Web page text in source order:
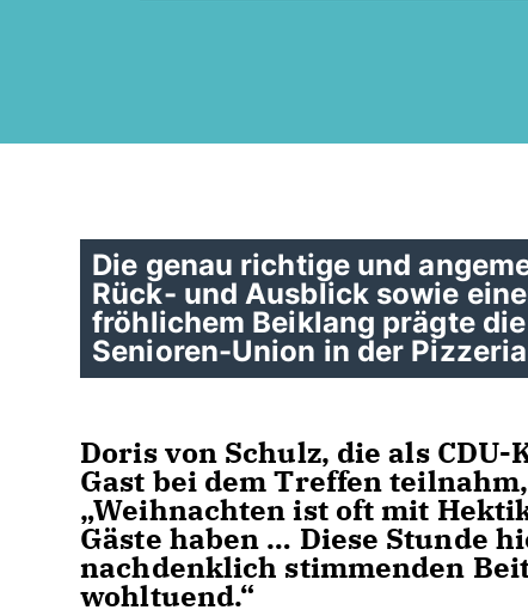
Die genau richtige und
Rück- und Ausblick sowie
fröhlichem Beiklang prägte
Senioren-Union in der
Doris von Schulz, die als
Gast bei dem Treffen
Weihnachten ist oft mit
Gäste haben … Diese Stunde
nachdenklich stimmenden
wohltuend.“